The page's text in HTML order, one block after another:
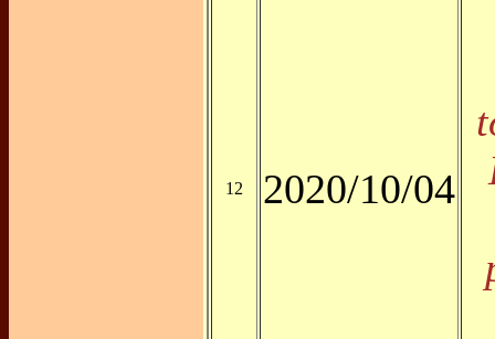
12 2020/10/04